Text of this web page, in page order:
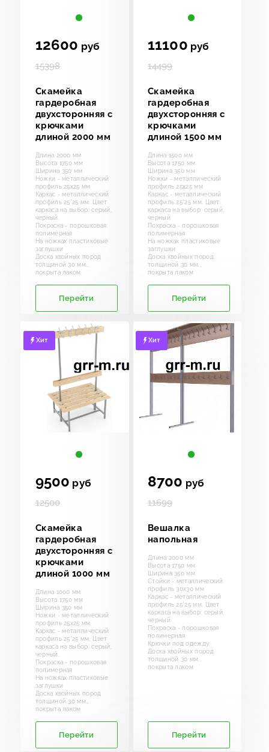
12600 руб
15398
Скамейка
гардеробная
двухсторонняя с
крючками
длиной 2000 мм
Длина 2000 мм
Высота 1750 мм
Ширина 350 мм
Ножки - металлический
профиль 25х25 мм
Каркас - металлический
профиль 25*25 мм. Цвет
каркаса на выбор: серый,
черный.
Покраска - порошковая
полимерная
На ножках пластиковые
заглушки
Доска хвойных пород
толщиной 30 мм.,
покрыта лаком
Перейти
11100 руб
14499
Скамейка
гардеробная
двухсторонняя с
крючками
длиной 1500 мм
Длина 1500 мм
Высота 1750 мм
Ширина 350 мм
Ножки - металлический
профиль 25х25 мм
Каркас - металлический
профиль 25*25 мм. Цвет
каркаса на выбор: серый,
черный.
Покраска - порошковая
полимерная
На ножках пластиковые
заглушки
Доска хвойных пород
толщиной 30 мм.,
покрыта лаком
Перейти
Хит
9500 руб
12500
Скамейка
гардеробная
двухсторонняя с
крючками
длиной 1000 мм
Длина 1000 мм
Высота 1750 мм
Ширина 350 мм
Ножки - металлический
профиль 25х25 мм
Каркас - металлический
профиль 25*25 мм. Цвет
каркаса на выбор: серый,
черный.
Покраска - порошковая
полимерная
На ножках пластиковые
заглушки
Доска хвойных пород
толщиной 30 мм.,
покрыта лаком
Перейти
Хит
8700 руб
11699
Вешалка
напольная
Длина 2000 мм
Высота 1750 мм
Ширина 350 мм
Стойки - металлический
профиль 30х30 мм
Каркас - металлический
профиль 25*25 мм. Цвет
каркаса на выбор: серый,
черный.
Покраска - порошковая
полимерная
Крючки под одежду
Доска хвойных пород
толщиной 30 мм.,
покрыта лаком
Перейти